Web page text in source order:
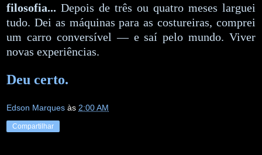
filosofia... Depois de três ou quatro meses larguei
tudo. Dei as máquinas para as costureiras, comprei
um carro conversível — e saí pelo mundo. Viver
novas experiências.
Deu certo.
Edson Marques às 2:00 AM
Compartilhar